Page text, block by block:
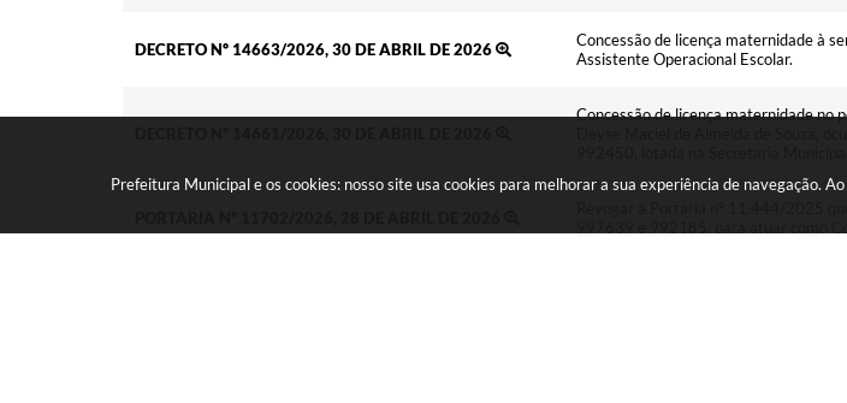
Prefeitura Municipal e os cookies: nosso site usa cookies para melhorar a sua experiência de navegação.
DECRETO Nº 14663/2026, 30 DE ABRIL DE 2026
Concessão de licença maternidade à
Assistente Operacional Escolar.
Concessão de licença maternidade